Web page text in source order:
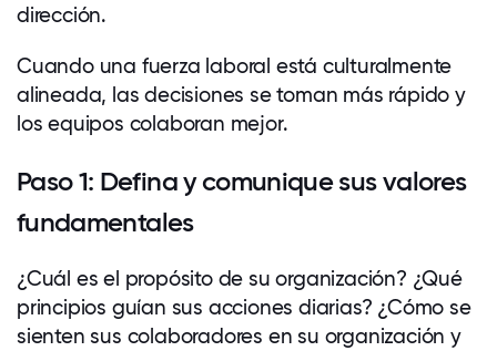
dirección.
Cuando una fuerza laboral está culturalmente
alineada, las decisiones se toman más rápido y
los equipos colaboran mejor.
Paso 1: Defina y comunique sus valores
fundamentales
¿Cuál es el propósito de suorganización? ¿Qué
principios guían sus acciones diarias? ¿Cómo se
sienten sus colaboradores en su organización y